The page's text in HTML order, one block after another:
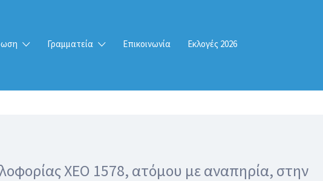
Γραμματεία Επικοινωνία Εκλογές 2026
ΧΕΟ 1578, ατόμου με αναπηρία, στην